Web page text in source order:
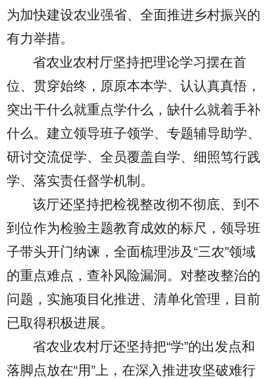
为加快建设农业强省、全面推进乡村振兴的
有力举措。
省农业农村厅坚持把理论学习摆在首
位、贯穿始终，原原本本学、认认真真悟，
突出干什么就重点学什么，缺什么就着手补
什么。建立领导班子领学、专题辅导助学、
研讨交流促学、全员覆盖自学、细照笃行践
学、落实责任督学机制。
该厅还坚持把检视整改彻不彻底、到不
到位作为检验主题教育成效的标尺，领导班
子带头开门纳谏，全面梳理涉及“三农”领域
的重点难点，查补风险漏洞。对整改整治的
问题，实施项目化推进、清单化管理，目前
已取得积极进展。
省农业农村厅还坚持把“学”的出发点和
落脚点放在“用”上，在深入推进攻坚破难行